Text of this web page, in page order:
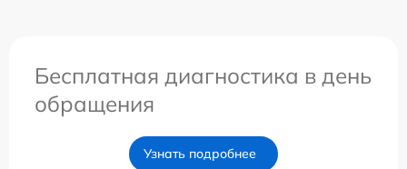
Бесплатная диагностика в день
обращения
Узнать подробнее